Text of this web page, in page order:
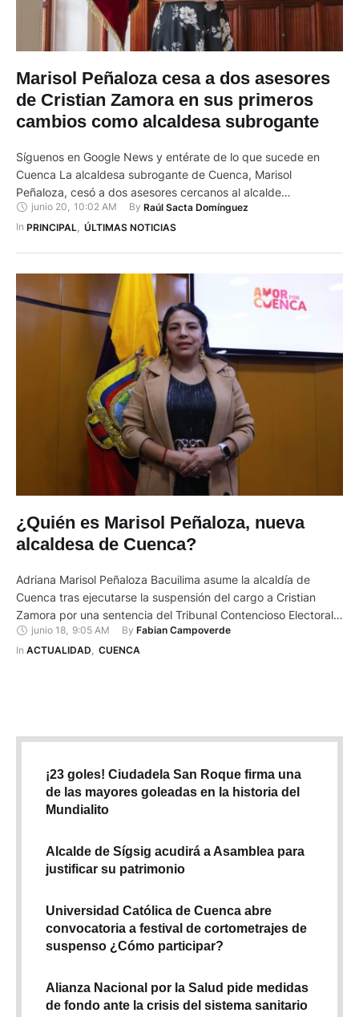
Marisol Peñaloza cesa a dos asesores
de Cristian Zamora en sus primeros
cambios como alcaldesa subrogante
Síguenos en Google News y entérate de lo que sucede en
Cuenca La alcaldesa subrogante de Cuenca, Marisol
Peñaloza, cesó a dos asesores cercanos al alcalde
suspendido, Cristian Zamora. La decisión fue firmada el 19 de
junio de 2026 y corresponde a cargos de libre nombramiento
junio 20, 10:02 AM By Raúl Sacta Domínguez
In PRINCIPAL ÚLTIMAS NOTICIAS
¿Quién es Marisol Peñaloza, nueva
alcaldesa de Cuenca?
Adriana Marisol Peñaloza Bacuilima asume la alcaldía de
Cuenca tras ejecutarse la suspensión del cargo a Cristian
Zamora por una sentencia del Tribunal Contencioso Electoral
(TCE) por violencia política de género. Una vez ratificado el
fallo en segunda instancia, emitida por el órgano electoral el 9
junio 18 9:05 AM By Fabian Campoverde
In ACTUALIDAD, CUENCA
¡23 goles! Ciudadela San Roque firma una
de las mayores goleadas en la historia del
Mundialito
Alcalde de Sígsig acudirá a Asamblea para
justificar su patrimonio
Universidad Católica de Cuenca abre
convocatoria a festival de cortometrajes de
suspenso ¿Cómo participar?
Alianza Nacional por la Salud pide medidas
de fondo ante la crisis del sistema sanitario